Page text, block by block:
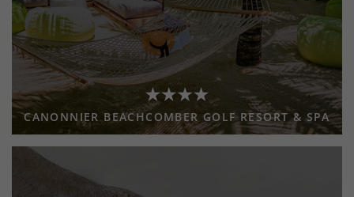
CANONNIER BEACHCOMBER GOLF RESORT & SPA